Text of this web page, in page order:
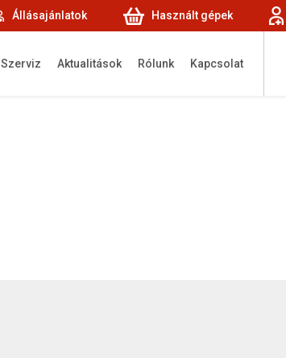
Állásajánlatok Használt gépek
Szerviz Aktualitások Rólunk Kapcsolat